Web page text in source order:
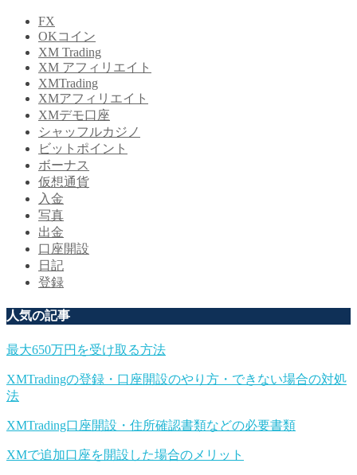
FX
OKコイン
XM Trading
XM アフィリエイト
XMTrading
XMアフィリエイト
XMデモ口座
シャッフルカジノ
ビットポイント
ボーナス
仮想通貨
入金
写真
出金
口座開設
日記
登録
人気の記事
最大650万円を受け取る方法
XMTradingの登録・口座開設のやり方・できない場合の対処
法
XMTrading口座開設・住所確認書類などの必要書類
XMで追加口座を開設した場合のメリット